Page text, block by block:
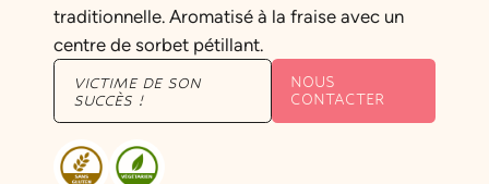
traditionnelle. Aromatisé à la fraise avec un
centre de sorbet pétillant.
VICTIME DE SON
SUCCÈS !
NOUS
CONTACTER